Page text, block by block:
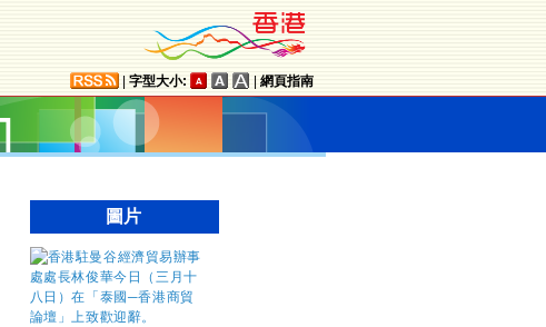
字型大小: 網頁指南
圖片